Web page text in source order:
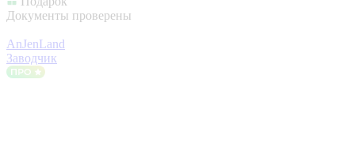
Документы проверены
AnJenLand
Заводчик